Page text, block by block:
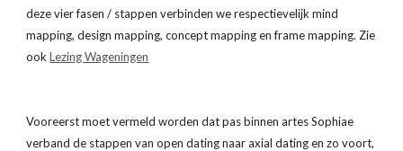
deze vier fasen / stappen verbinden we respectievelijk mind
mapping, design mapping, concept mapping en frame mapping. Zie
ook Lezing Wageningen
Vooreerst moet vermeld worden dat pas binnen artes Sophiae
verband de stappen van open dating naar axial dating en zo voort,